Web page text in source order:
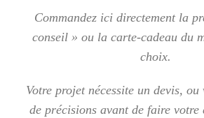
Commandez ici directement la
conseil » ou la carte-cadeau du
choix.
Votre projet nécessite un devis, ou
de précisions avant de faire votre